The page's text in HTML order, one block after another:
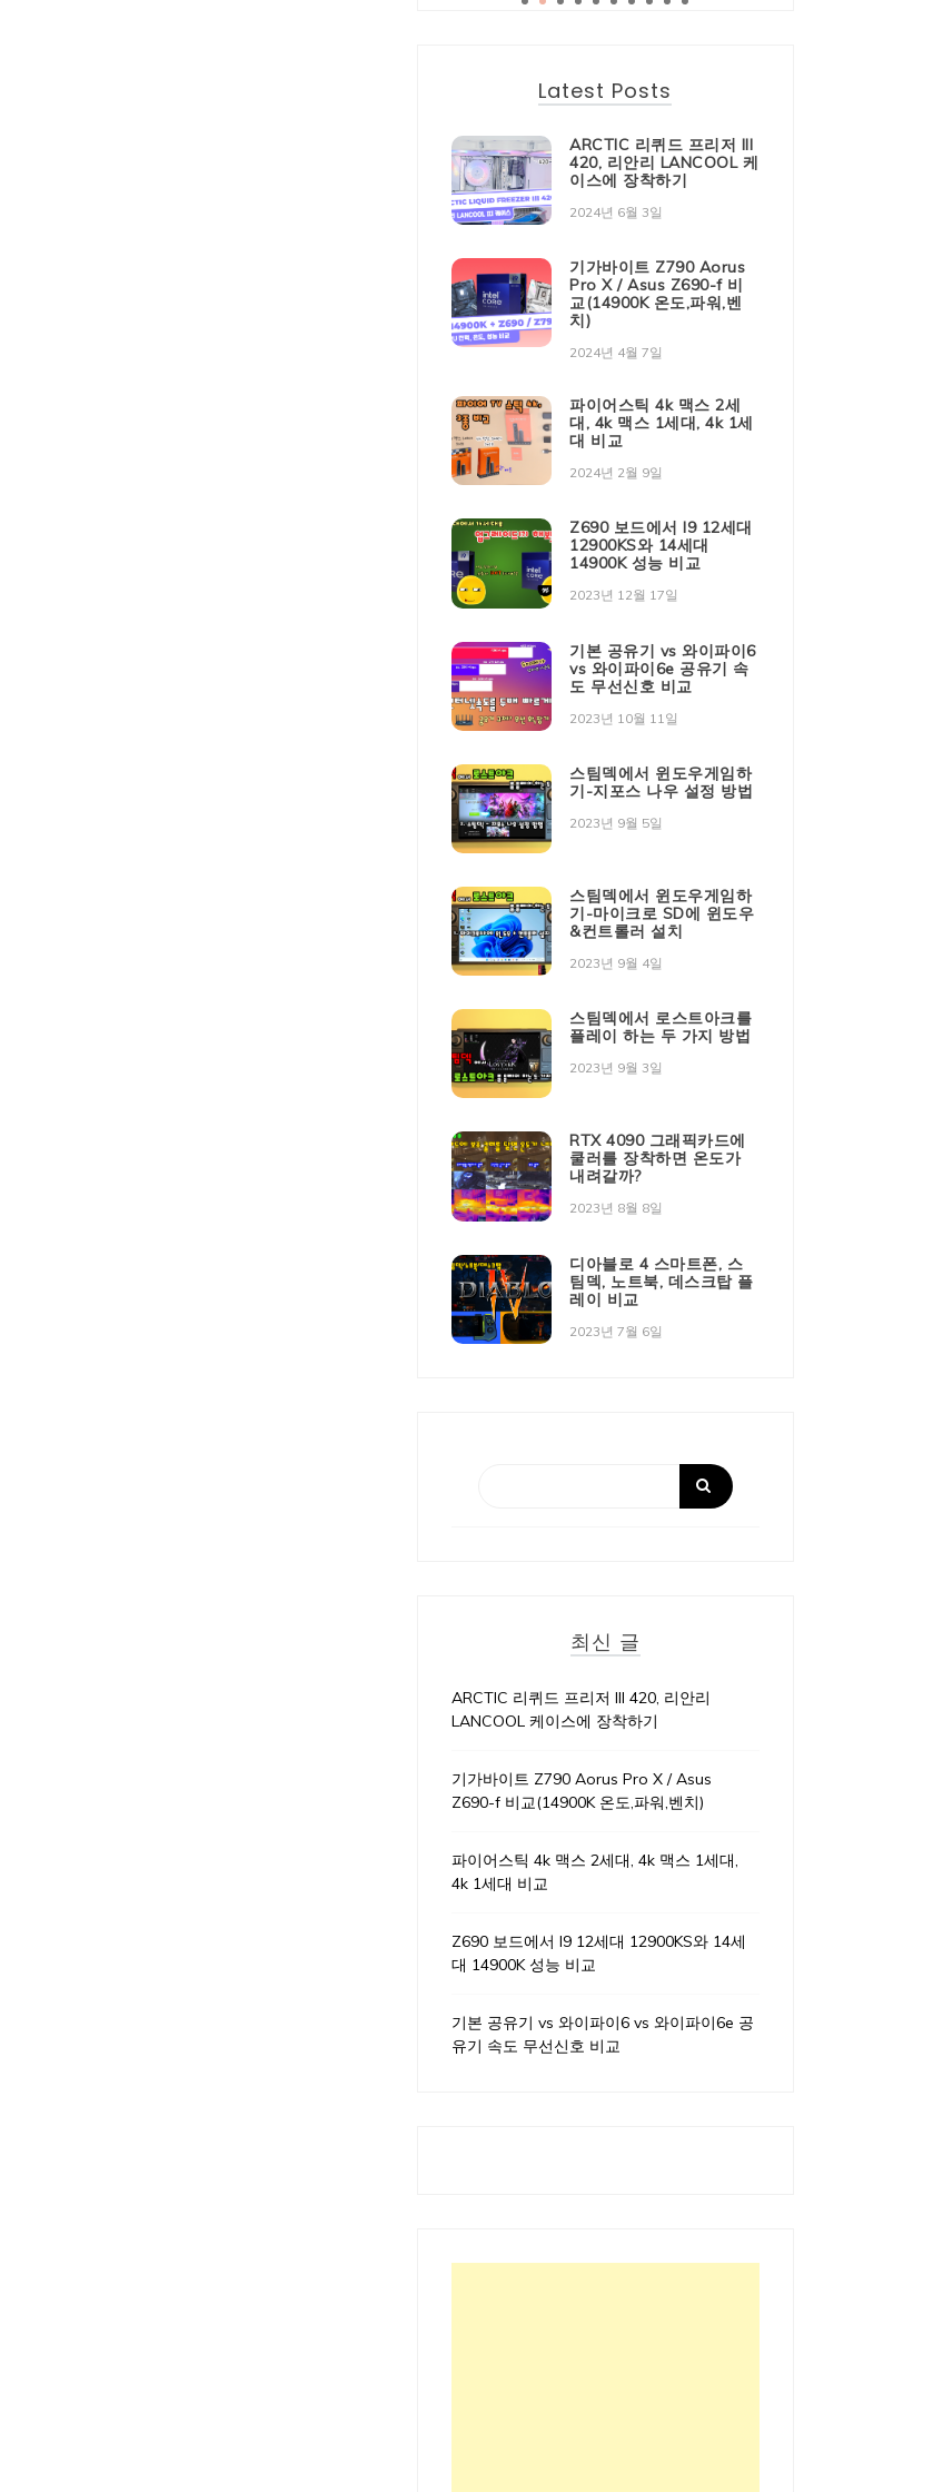
Latest Posts
ARCTIC 리퀴드 프리저 III
420, 리안리 LANCOOL 케
이스에 장착하기
2024년 6월 3일
기가바이트 Z790 Aorus
Pro X / Asus Z690-f 비
교(14900K 온도,파워,벤
치)
2024년 4월 7일
파이어스틱 4k 맥스 2세
대, 4k 맥스 1세대, 4k 1세
대 비교
2024년 2월 9일
Z690 보드에서 I9 12세대
12900KS와 14세대
14900K 성능 비교
2023년 12월 17일
기본 공유기 vs 와이파이6
vs 와이파이6e 공유기 속
도 무선신호 비교
2023년 10월 11일
스팀덱에서 윈도우게임하
기-지포스 나우 설정 방법
2023년 9월 5일
스팀덱에서 윈도우게임하
기-마이크로 SD에 윈도우
&컨트롤러 설치
2023년 9월 4일
스팀덱에서 로스트아크를
플레이 하는 두 가지 방법
2023년 9월 3일
RTX 4090 그래픽카드에
쿨러를 장착하면 온도가
내려갈까?
2023년 8월 8일
디아블로 4 스마트폰, 스
팀덱, 노트북, 데스크탑 플
레이 비교
2023년 7월 6일
최신 글
ARCTIC 리퀴드 프리저 III 420, 리안리
LANCOOL 케이스에 장착하기
기가바이트 Z790 Aorus Pro X / Asus
Z690-f 비교(14900K 온도,파워,벤치)
파이어스틱 4k 맥스 2세대, 4k 맥스 1세대,
4k 1세대 비교
Z690 보드에서 I9 12세대 12900KS와 14세
대 14900K 성능 비교
기본 공유기 vs 와이파이6 vs 와이파이6e 공
유기 속도 무선신호 비교